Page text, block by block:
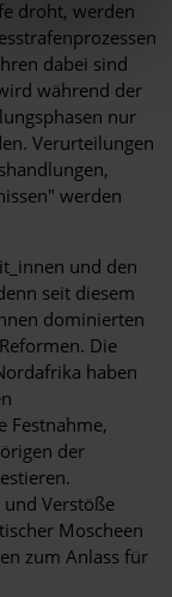
droht, werden
dabei sind
während der
nur
Verurteilungen
werden
und den
seit diesem
dominierten
Die
haben
Festnahme,
der
und Verstöße
Moscheen
zum Anlass für